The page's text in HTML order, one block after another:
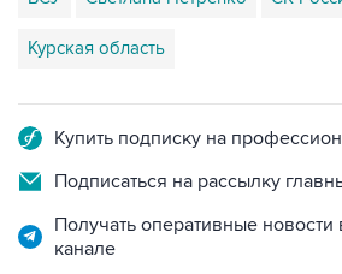
Курская область
Купить подписку на
Подписаться на рассылку
Получать оперативные
канале